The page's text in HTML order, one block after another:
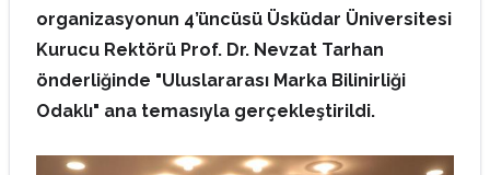
organizasyonun 4’üncüsü Üsküdar Üniversitesi
Kurucu Rektörü Prof. Dr. Nevzat Tarhan
önderliğinde "Uluslararası Marka Bilinirliği
Odaklı" ana temasıyla gerçekleştirildi.